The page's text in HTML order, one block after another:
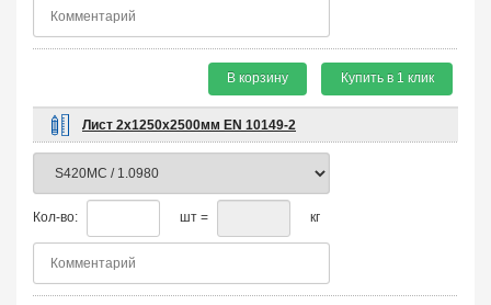
В корзину Купить в 1 клик
Лист 2х1250х2500мм EN 10149-2
Кол-во: шт = кг